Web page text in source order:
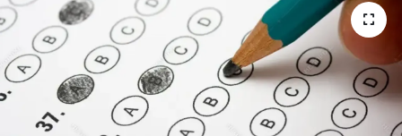
Tüm Haberler
İletişim
Künye
Süper Lig Puan Durumu ve Fikstür
Tüm Manşetler
Son Dakika Haberleri